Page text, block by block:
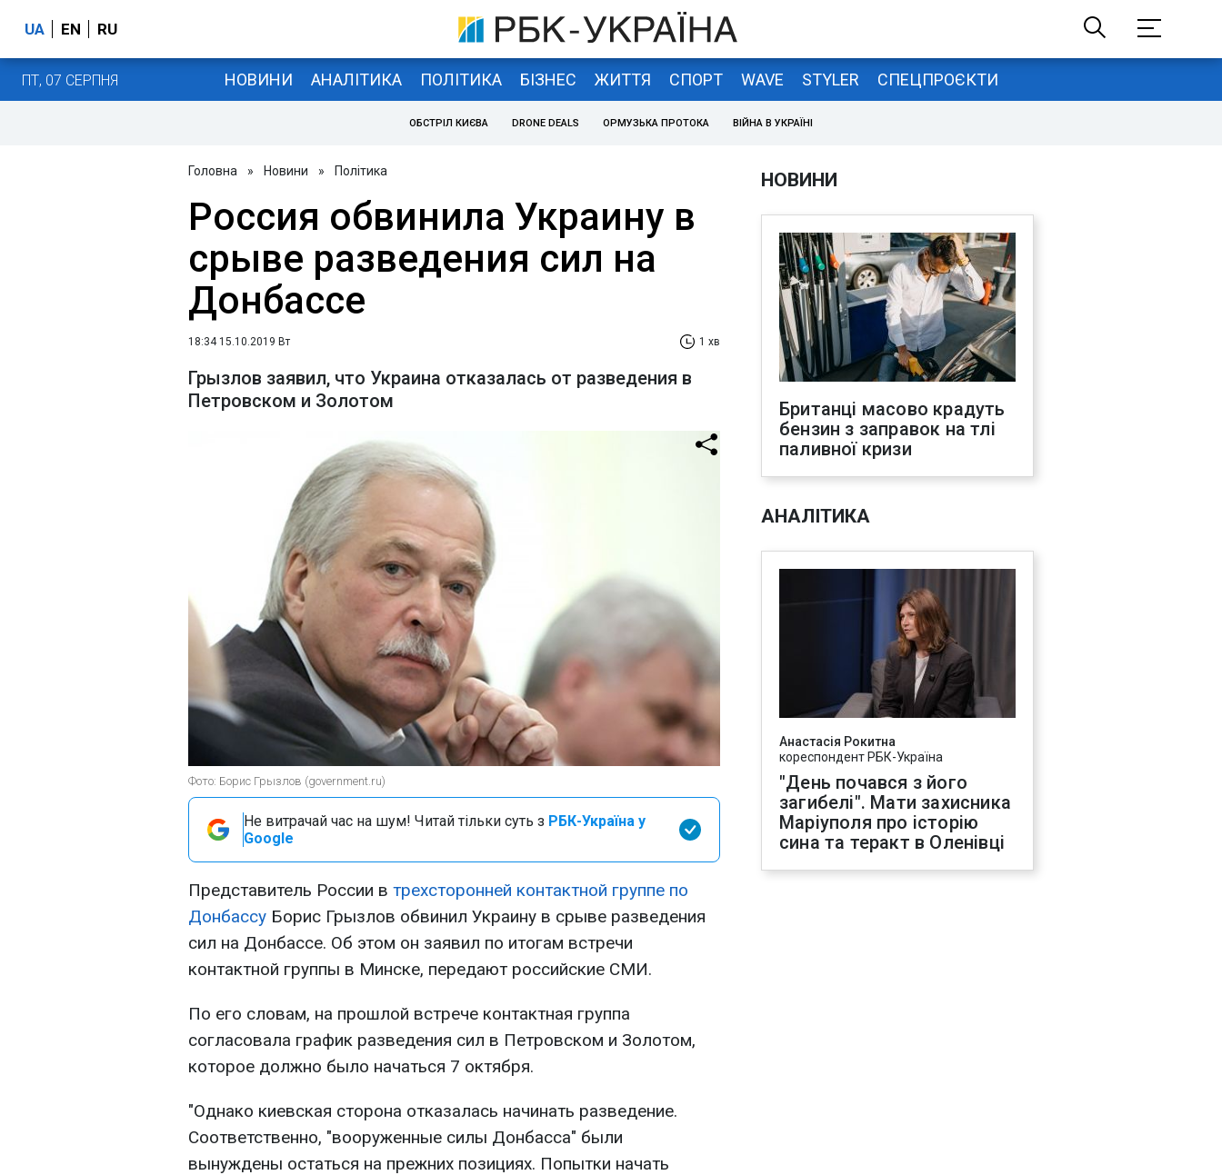
UA EN RU
ПТ, 07 СЕРПНЯ НОВИНИ АНАЛІТИКА ПОЛІТИКА БІЗНЕС ЖИТТЯ СПОРТ WAVE STYLER СПЕЦПРОЄКТИ
ОБСТРІЛ КИЄВА DRONE DEALS ОРМУЗЬКА ПРОТОКА ВІЙНА В УКРАЇНІ
Головна » Новини » Політика
Россия обвинила Украину в
срыве разведения сил на
Донбассе
18:34 15.10.2019 Вт 1 хв
Грызлов заявил, что Украина отказалась от разведения в
Петровском и Золотом
Фото: Борис Грызлов (government.ru)
Не витрачай час на шум! Читай тільки суть з РБК-Україна у
Google
Представитель России в трехсторонней контактной группе по
Донбассу Борис Грызлов обвинил Украину в срыве разведения
сил на Донбассе. Об этом он заявил по итогам встречи
контактной группы в Минске, передают российские СМИ.
По его словам, на прошлой встрече контактная группа
согласовала график разведения сил в Петровском и Золотом,
которое должно было начаться 7 октября.
"Однако киевская сторона отказалась начинать разведение.
Соответственно, "вооруженные силы Донбасса" были
вынуждены остаться на прежних позициях. Попытки начать
НОВИНИ
Британці масово крадуть
бензин з заправок на тлі
паливної кризи
АНАЛІТИКА
Анастасія Рокитна
кореспондент РБК-Україна
"День почався з його
загибелі". Мати захисника
Маріуполя про історію
сина та теракт в Оленівці